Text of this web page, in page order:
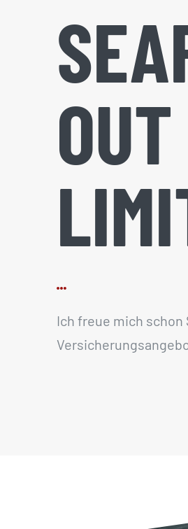
Ich freue mich schon